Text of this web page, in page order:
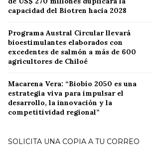
capacidad del Biotren hacia 2028
Programa Austral Circular llevará
bioestimulantes elaborados con
excedentes de salmón a más de 600
agricultores de Chiloé
Macarena Vera: “Biobío 2050 es una
estrategia viva para impulsar el
desarrollo, la innovación y la
competitividad regional”
SOLICITA UNA COPIA A TU CORREO